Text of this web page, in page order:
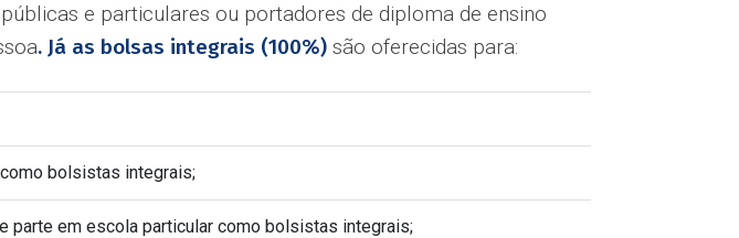
e particulares ou portadores de diploma de ensino
. Já as bolsas integrais (100%) são oferecidas para:
bolsistas integrais;
parte em escola particular como bolsistas integrais;